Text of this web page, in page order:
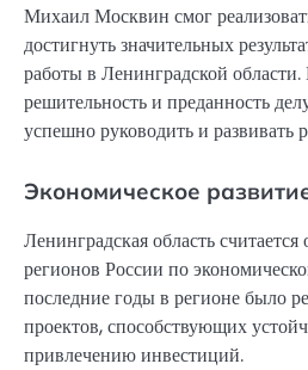
Михаил Москвин смог
достигнуть значительных
работы в Ленинградской
решительность и преданность
успешно руководить и развивать
Экономическое
Ленинградская область
регионов России по
последние годы в регионе было
проектов, способствующих
привлечению инвестиций.